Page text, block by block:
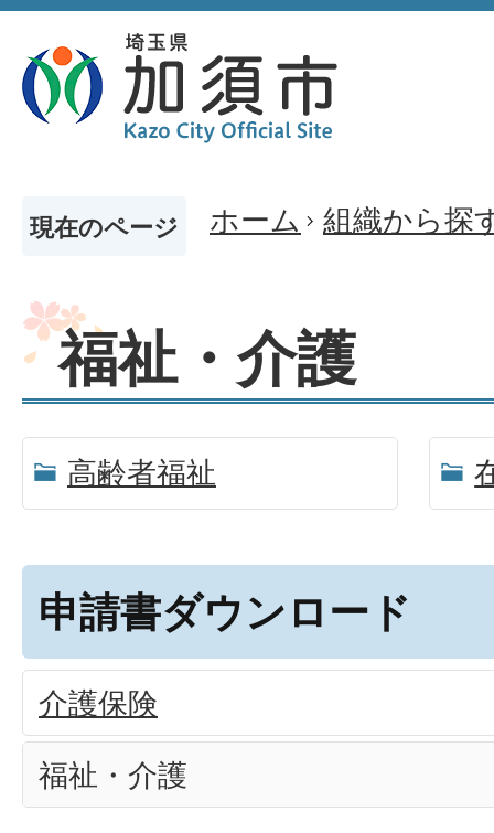
現在のページ ホーム 組織から探
福祉・介護
高齢者福祉
申請書ダウンロード
介護保険
福祉・介護